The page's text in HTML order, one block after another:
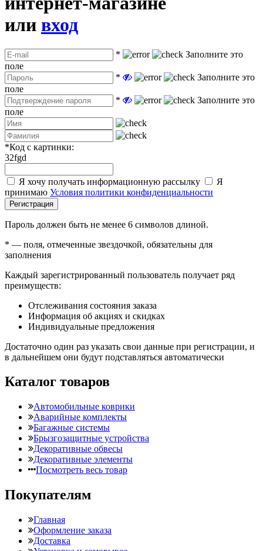
или вход
*
Заполните это
поле
*
Заполните это
поле
*
Заполните это
поле
*Код с картинки:
32fgd
Я хочу получать информационную рассылку
Я
принимаю Условия политики конфиденциальности
Регистрация
Пароль должен быть не менее 6 символов длиной.
* — поля, отмеченные звездочкой, обязательны для
заполнения
Каждый зарегистрированный пользователь получает ряд
преимуществ:
Отслеживания состояния заказа
Информация об акциях и скидках
Индивидуальные предложения
Достаточно один раз указать свои данные при регистрации, и
в дальнейшем они будут подставляться автоматически
Каталог товаров
Автомобильные коврики
Аварийные комплекты
Багажные системы
Брызгозащитные устройства
Декоративные обвесы
Декоративные элементы
Посмотреть весь товар
Покупателям
Главная
Оформление заказа
Доставка